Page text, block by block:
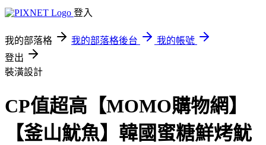
登入
我的部落格 我的部落格後台
我的帳號
登出
裝潢設計
CP值超高【MOMO購物網】
【釜山魷魚】韓國蜜糖鮮烤魷